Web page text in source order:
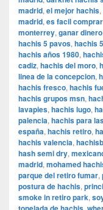
madrid, el mejor hachis,
madrid, es facil
monterrey, ganar
hachis 5 pavos, hachis
hachis años 1980,
cadiz, hachis del moro,
linea de la concepcion,
hachis fresco, hachis
hachis grupos msn,
lavapies, hachis lugo,
palencia, hachis para
españa, hachis retiro,
hachis valencia,
hash semi dry,
madrid, mohamed
parque del retiro fumar,
postura de hachis,
smoke in retiro park,